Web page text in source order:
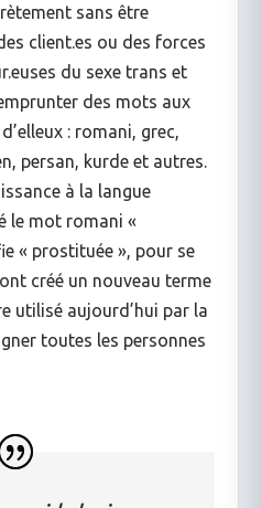
sans être
client.es ou des forces
du sexe trans et
des mots aux
: romani, grec,
persan, kurde et autres.
à la langue
le mot romani «
« prostituée », pour se
créé un nouveau terme
utilisé aujourd’hui par la
toutes les personnes